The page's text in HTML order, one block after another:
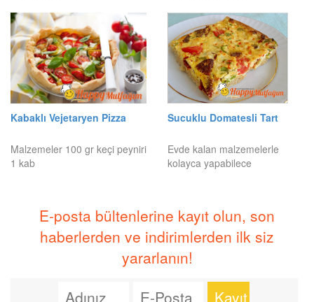
Kabaklı Vejetaryen Pizza
Malzemeler 100 gr keçi peyniri
1 kab
Sucuklu Domatesli Tart
Evde kalan malzemelerle
kolayca yapabilece
E-posta bültenlerine kayıt olun, son
haberlerden ve indirimlerden ilk siz
yararlanın!